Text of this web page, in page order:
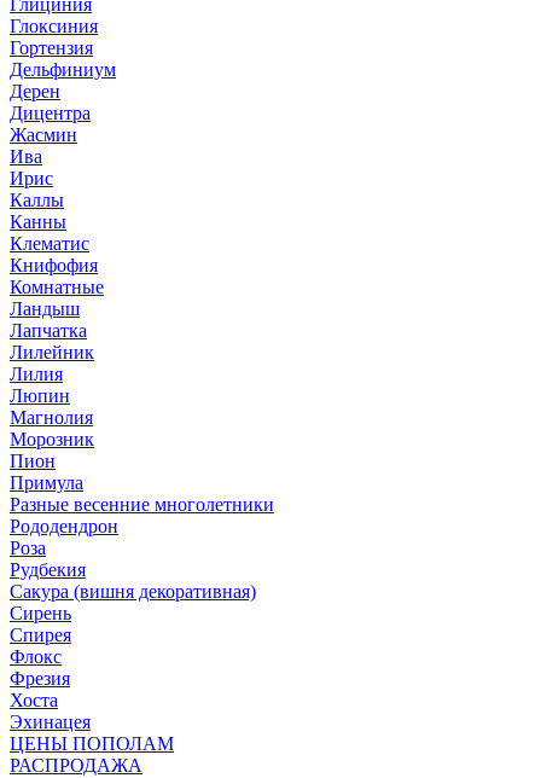
Глициния
Глоксиния
Гортензия
Дельфиниум
Дерен
Дицентра
Жасмин
Ива
Ирис
Каллы
Канны
Клематис
Книфофия
Комнатные
Ландыш
Лапчатка
Лилейник
Лилия
Люпин
Магнолия
Морозник
Пион
Примула
Разные весенние многолетники
Рододендрон
Роза
Рудбекия
Сакура (вишня декоративная)
Сирень
Спирея
Флокс
Фрезия
Хоста
Эхинацея
ЦЕНЫ ПОПОЛАМ
РАСПРОДАЖА